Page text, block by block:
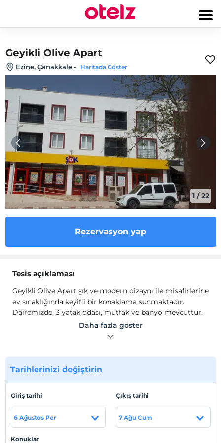
Geyikli Olive Apart
Ezine‎, Çanakkale - Haritada Göster
1 /22
Rezervasyon yap
Tesis açıklaması
Geyikli Olive Apart şık ve modern dizaynı ile misafirlerine
ev sıcaklığında keyifli bir konaklama sunmaktadır.
Dairemizde, 3 yatak odası, mutfak ve banyo mevcuttur.
Tesis lokasyon bilgileri
Haritada Göster
Daha fazla göster
Tarihlerinizi değiştirin
Giriş tarihi
6 Ağustos Per
Çıkış tarihi
7 Ağu Cum
Konuklar